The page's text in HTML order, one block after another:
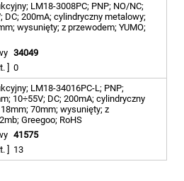
LM18-3008PC; PNP; NO/NC;
DC; 200mA; cylindryczny metalowy;
wysunięty; z przewodem; YUMO;
34049
]
0
LM18-34016PC-L; PNP;
10÷55V; DC; 200mA; cylindryczny
70mm; wysunięty; z
Greegoo; RoHS
41575
]
13